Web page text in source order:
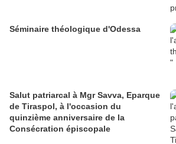
Séminaire théologique d'Odessa
Salut patriarcal à Mgr Savva, Eparque
de Tiraspol, à l'occasion du
quinzième anniversaire de la
Consécration épiscopale